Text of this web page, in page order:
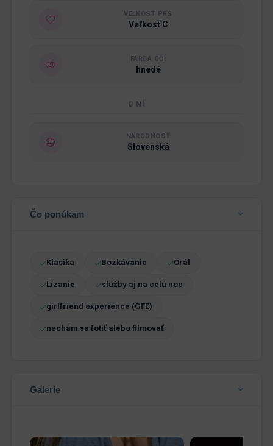
VEĽKOSŤ PŔS
Veľkosť C
FARBA OČÍ
hnedé
O NÍ
NÁRODNOSŤ
Slovenská
Čo ponúkam
Klasika Bozkávanie Orál
Lízanie služby aj na celú noc
girlfriend experience (GFE)
nechám sa fotiť alebo filmovať
Galerie